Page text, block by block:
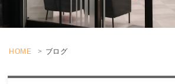
HOME ブログ